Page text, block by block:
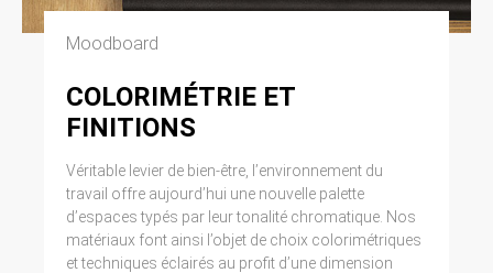
Moodboard
COLORIMÉTRIE ET
FINITIONS
Véritable levier de bien-être, l’environnement du
travail offre aujourd’hui une nouvelle palette
d’espaces typés par leur tonalité chromatique. Nos
matériaux font ainsi l’objet de choix colorimétriques
et techniques éclairés au profit d’une dimension